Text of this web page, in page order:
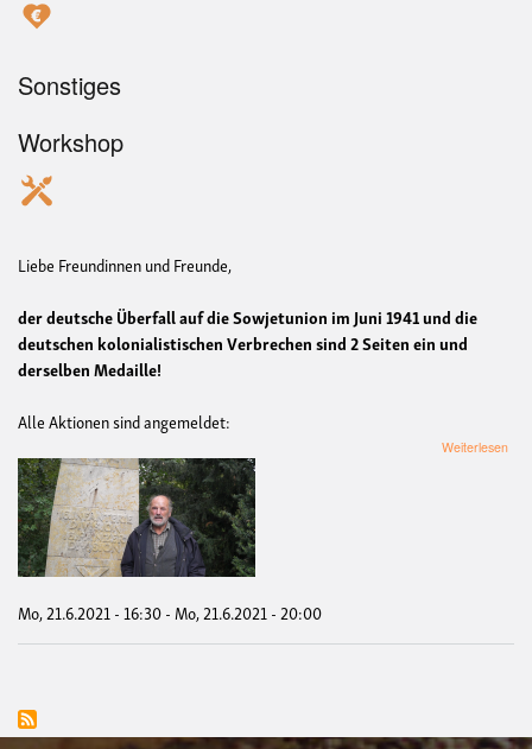
Sonstiges
Workshop
Liebe Freundinnen und Freunde,
der deutsche Überfall auf die Sowjetunion im Juni 1941 und die
deutschen kolonialistischen Verbrechen sind 2 Seiten ein und
derselben Medaille!
Alle Aktionen sind angemeldet:
Weiterlesen
Mo, 21.6.2021 - 16:30-Mo, 21.6.2021 - 20:00